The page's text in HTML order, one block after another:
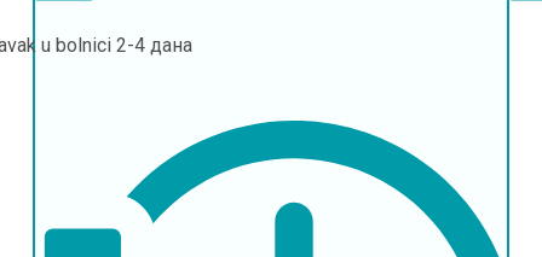
u bolnici 2-4 дана